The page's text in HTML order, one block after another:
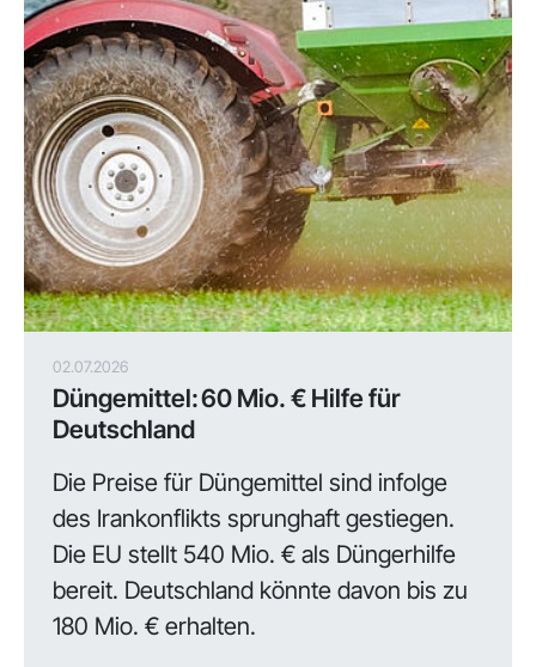
02.07.2026
Düngemittel: 60 Mio. € Hilfe für
Deutschland
Die Preise für Düngemittel sind infolge
des Irankonflikts sprunghaft gestiegen.
Die EU stellt 540 Mio. € als Düngerhilfe
bereit. Deutschland könnte davon bis zu
180 Mio. € erhalten.